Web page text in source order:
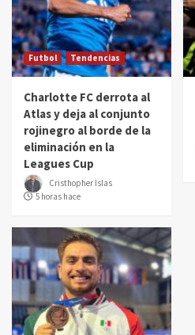
Futbol Tendencias
Charlotte FC derrota al
Atlas y deja al conjunto
rojinegro al borde de la
eliminación en la
Leagues Cup
Cristhopher Islas
5 horas hace